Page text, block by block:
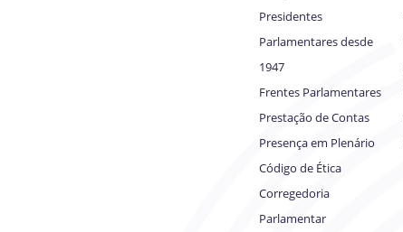
Presidentes
Parlamentares desde
1947
Frentes Parlamentares
Prestação de Contas
Presença em Plenário
Código de Ética
Corregedoria
Parlamentar